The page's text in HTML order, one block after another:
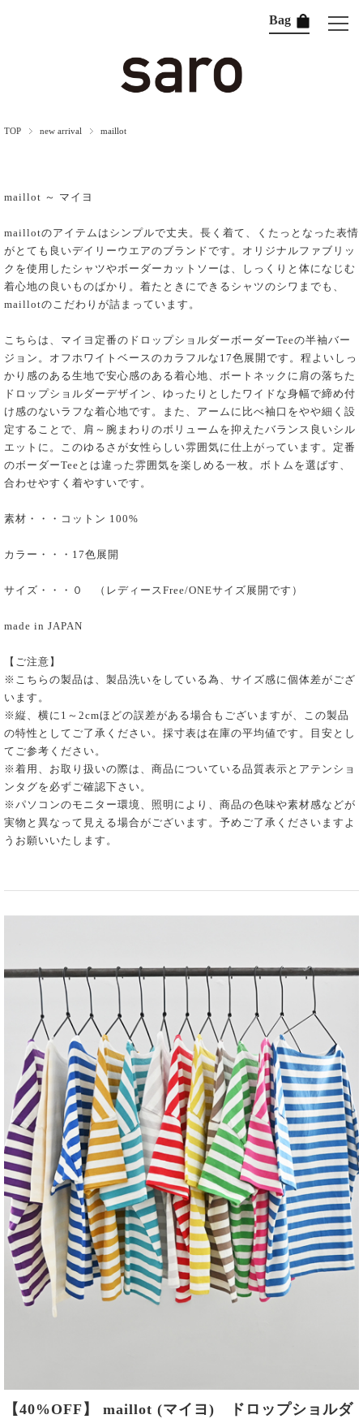
Bag
TOP new arrival maillot
maillot ～ マイヨ
maillotのアイテムはシンプルで丈夫。長く着て、くたっとなった表情
がとても良いデイリーウエアのブランドです。オリジナルファブリッ
クを使用したシャツやボーダーカットソーは、しっくりと体になじむ
着心地の良いものばかり。着たときにできるシャツのシワまでも、
maillotのこだわりが詰まっています。
こちらは、マイヨ定番のドロップショルダーボーダーTeeの半袖バー
ジョン。オフホワイトベースのカラフルな17色展開です。程よいしっ
かり感のある生地で安心感のある着心地、ボートネックに肩の落ちた
ドロップショルダーデザイン、ゆったりとしたワイドな身幅で締め付
け感のないラフな着心地です。また、アームに比べ袖口をやや細く設
定することで、肩～腕まわりのボリュームを抑えたバランス良いシル
エットに。このゆるさが女性らしい雰囲気に仕上がっています。定番
のボーダーTeeとは違った雰囲気を楽しめる一枚。ボトムを選ばす、
合わせやすく着やすいです。
素材・・・コットン 100%
カラー・・・17色展開
サイズ・・・０ （レディースFree/ONEサイズ展開です）
made in JAPAN
【ご注意】
※こちらの製品は、製品洗いをしている為、サイズ感に個体差がござ
います。
※縦、横に1～2cmほどの誤差がある場合もございますが、この製品
の特性としてご了承ください。採寸表は在庫の平均値です。目安とし
てご参考ください。
※着用、お取り扱いの際は、商品についている品質表示とアテンショ
ンタグを必ずご確認下さい。
※パソコンのモニター環境、照明により、商品の色味や素材感などが
実物と異なって見える場合がございます。予めご了承くださいますよ
うお願いいたします。
【40%OFF】 maillot (マイヨ) ドロップショルダ